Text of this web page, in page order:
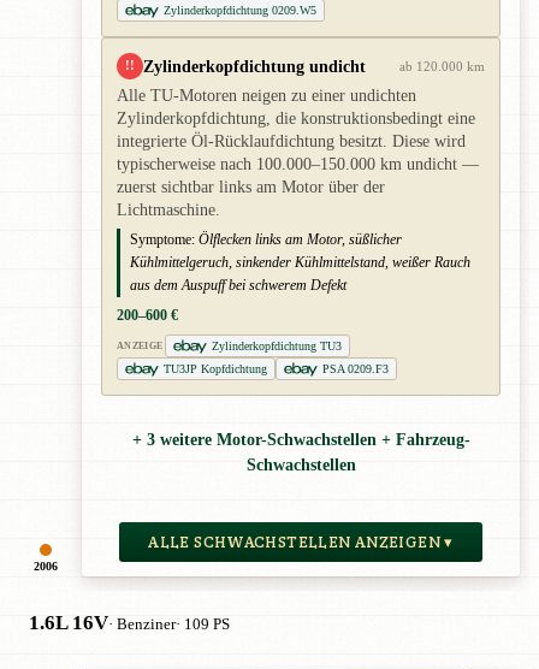
2006
Zylinderkopfdichtung 0209.W5
!! Zylinderkopfdichtung undicht ab 120.000 km
Alle TU-Motoren neigen zu einer undichten
Zylinderkopfdichtung, die konstruktionsbedingt eine
integrierte Öl-Rücklaufdichtung besitzt. Diese wird
typischerweise nach 100.000–150.000 km undicht —
zuerst sichtbar links am Motor über der
Lichtmaschine.
Symptome: Ölflecken links am Motor, süßlicher
Kühlmittelgeruch, sinkender Kühlmittelstand, weißer Rauch
aus dem Auspuff bei schwerem Defekt
200–600 €
ANZEIGE
Zylinderkopfdichtung TU3
TU3JP Kopfdichtung
PSA 0209.F3
+ 3 weitere Motor-Schwachstellen + Fahrzeug-
Schwachstellen
ALLE SCHWACHSTELLEN ANZEIGEN ▾
1.6L 16V· Benziner· 109 PS